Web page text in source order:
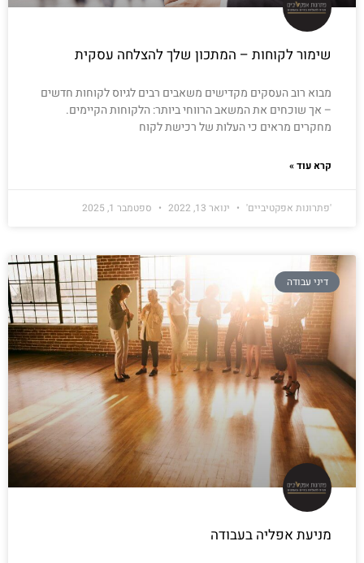
שימור לקוחות – המתכון שלך להצלחה עסקית
מבוא רוב העסקים מקדישים משאבים רבים לגיוס לקוחות חדשים
– אך שוכחים את המשאב הרווחי ביותר: הלקוחות הקיימים.
מחקרים מראים כי העלות של רכישת לקוח
קרא עוד »
'פתרונות אפקטיביים' ינואר 13, 2022 ספטמבר 1, 2025
דיני עבודה
מניעת אפליה בעבודה